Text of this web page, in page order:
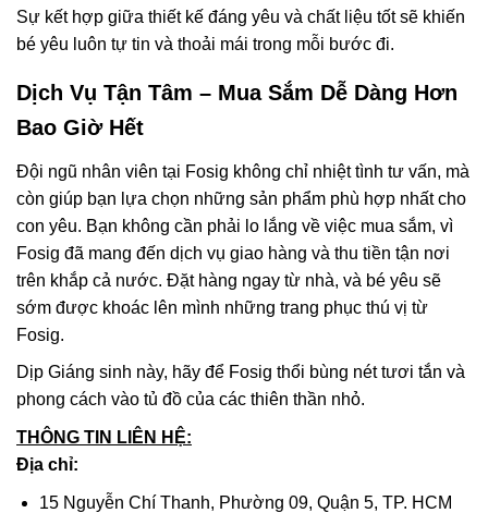
Sự kết hợp giữa thiết kế đáng yêu và chất liệu tốt sẽ khiến
bé yêu luôn tự tin và thoải mái trong mỗi bước đi.
Dịch Vụ Tận Tâm – Mua Sắm Dễ Dàng Hơn
Bao Giờ Hết
Đội ngũ nhân viên tại Fosig không chỉ nhiệt tình tư vấn, mà
còn giúp bạn lựa chọn những sản phẩm phù hợp nhất cho
con yêu. Bạn không cần phải lo lắng về việc mua sắm, vì
Fosig đã mang đến dịch vụ giao hàng và thu tiền tận nơi
trên khắp cả nước. Đặt hàng ngay từ nhà, và bé yêu sẽ
sớm được khoác lên mình những trang phục thú vị từ
Fosig.
Dịp Giáng sinh này, hãy để Fosig thổi bùng nét tươi tắn và
phong cách vào tủ đồ của các thiên thần nhỏ.
THÔNG TIN LIÊN HỆ:
Địa chỉ:
15 Nguyễn Chí Thanh, Phường 09, Quận 5, TP. HCM